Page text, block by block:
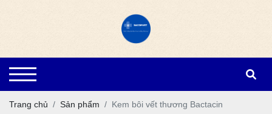
Trang chủ Sản phẩm Kem bôi vết thương Bactacin